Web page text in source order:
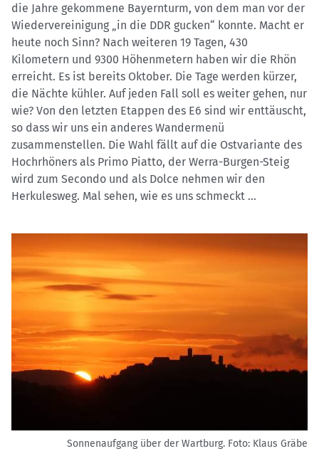
die Jahre gekommene Bayernturm, von dem man vor der
Wiedervereinigung „in die DDR gucken“ konnte. Macht er
heute noch Sinn? Nach weiteren 19 Tagen, 430
Kilometern und 9300 Höhenmetern haben wir die Rhön
erreicht. Es ist bereits Oktober. Die Tage werden kürzer,
die Nächte kühler. Auf jeden Fall soll es weiter gehen, nur
wie? Von den letzten Etappen des E6 sind wir enttäuscht,
so dass wir uns ein anderes Wandermenü
zusammenstellen. Die Wahl fällt auf die Ostvariante des
Hochrhöners als Primo Piatto, der Werra-Burgen-Steig
wird zum Secondo und als Dolce nehmen wir den
Herkulesweg. Mal sehen, wie es uns schmeckt ...
Sonnenaufgang über der Wartburg. Foto: Klaus Gräbe